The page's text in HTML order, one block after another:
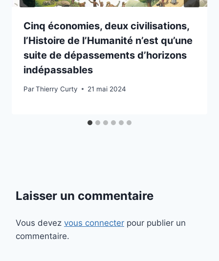
Cinq économies, deux civilisations,
l’Histoire de l’Humanité n’est qu’une
suite de dépassements d’horizons
indépassables
ParThierry Curty 21 mai 2024
Laisser un commentaire
Vous devez vous connecter pour publier un
commentaire.